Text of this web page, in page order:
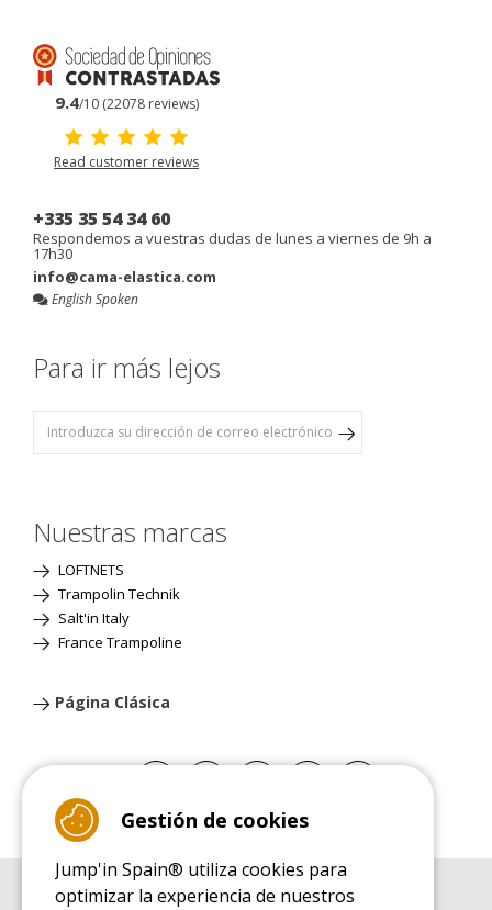
9.4/10 (22078 reviews)
Read customer reviews
+335 35 54 34 60
Respondemos a vuestras dudas de lunes a viernes de 9h a
17h30
info@cama-elastica.com
English Spoken
Para ir más lejos
Nuestras marcas
LOFTNETS
Trampolin Technik
Salt'in Italy
France Trampoline
Página Clásica
Gestión de cookies
Jump'in Spain® utiliza cookies para
optimizar la experiencia de nuestros